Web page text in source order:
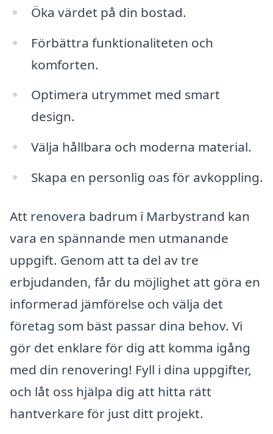
Öka värdet på din bostad.
Förbättra funktionaliteten och
komforten.
Optimera utrymmet med smart
design.
Välja hållbara och moderna material.
Skapa en personlig oas för avkoppling.
Att renovera badrum i Marbystrand kan
vara en spännande men utmanande
uppgift. Genom att ta del av tre
erbjudanden, får du möjlighet att göra en
informerad jämförelse och välja det
företag som bäst passar dina behov. Vi
gör det enklare för dig att komma igång
med din renovering! Fyll i dina uppgifter,
och låt oss hjälpa dig att hitta rätt
hantverkare för just ditt projekt.